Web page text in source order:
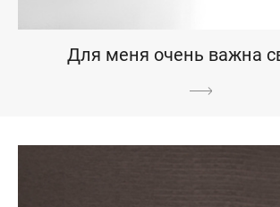
Для меня очень важна